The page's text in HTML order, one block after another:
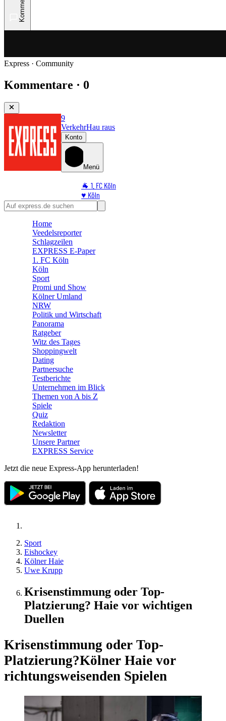
Express · Community
Kommentare · 0
9
VerkehrHau raus
Konto
Menü
🐐 1. FC Köln
♥️ Köln
⭐ Promi
🛒 Shoppingwelt
Home
Veedelsreporter
Schlagzeilen
EXPRESS E-Paper
1. FC Köln
Köln
Sport
Promi und Show
Kölner Umland
NRW
Politik und Wirtschaft
Panorama
Ratgeber
Witz des Tages
Shoppingwelt
Dating
Partnersuche
Testberichte
Unternehmen im Blick
Themen von A bis Z
Spiele
Quiz
Redaktion
Newsletter
Unsere Partner
EXPRESS Service
Jetzt die neue Express-App herunterladen!
Sport
Eishockey
Kölner Haie
Uwe Krupp
Krisenstimmung oder Top-
Platzierung? Haie vor wichtigen
Duellen
Krisenstimmung oder Top-
Platzierung?Kölner Haie vor
richtungsweisenden Spielen